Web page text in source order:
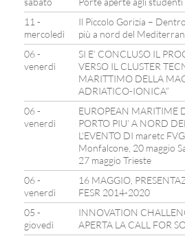
11 -
mercoledì
Il Piccolo Gorizia –
più a nord del
06 -
venerdì
SI E’ CONCLUSO IL
VERSO IL CLUSTER
MARITTIMO DELLA
ADRIATICO-IONICA”
06 -
venerdì
EUROPEAN MARITIME
PORTO PIU’ A NORD
L’EVENTO DI maretc
Monfalcone, 20 maggio
27 maggio Trieste
06 -
venerdì
16 MAGGIO,
FESR 2014-2020
05 -
giovedì
INNOVATION
APERTA LA CALL FOR